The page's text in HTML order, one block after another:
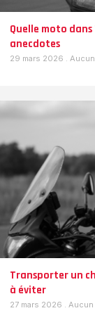
Quelle moto dans
anecdotes
29 mars 2026
Transporter un
à éviter
27 mars 2026 Aucun